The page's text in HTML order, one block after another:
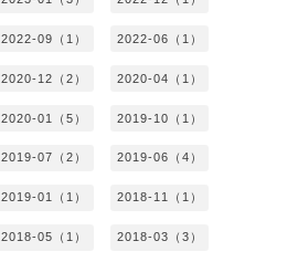
2022-09（1） 2022-06（1）
2020-12（2） 2020-04（1）
2020-01（5） 2019-10（1）
2019-07（2） 2019-06（4）
2019-01（1） 2018-11（1）
2018-05（1） 2018-03（3）